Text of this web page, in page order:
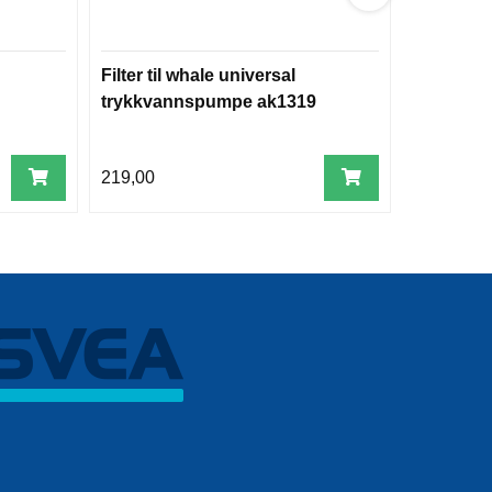
Filter til whale universal
trykkvannspumpe ak1319
219,00